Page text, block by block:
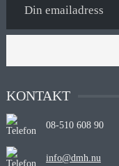
KONTAKT
08-510 608 90
info@dmh.nu